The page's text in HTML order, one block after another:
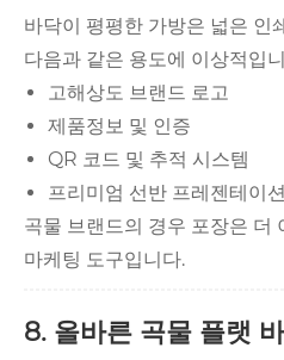
바닥이 평평한 가방은 넓은 인
다음과 같은 용도에 이상적입
고해상도 브랜드 로고
제품정보 및 인증
QR 코드 및 추적 시스템
프리미엄 선반 프레젠테이션
곡물 브랜드의 경우 포장은 더
마케팅 도구입니다.
8. 올바른 곡물 플랫